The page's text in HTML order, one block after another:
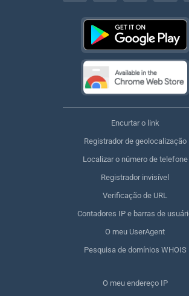
Encurtar o link
Registrador de geolocalização
Localizar o número de telefone
Registrador invisível
Verificação de URL
Contadores IP e barras de
O meu UserAgent
Pesquisa de domínios WHOIS
O meu endereço IP